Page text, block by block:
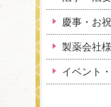
慶事・お
製薬会社
イベント